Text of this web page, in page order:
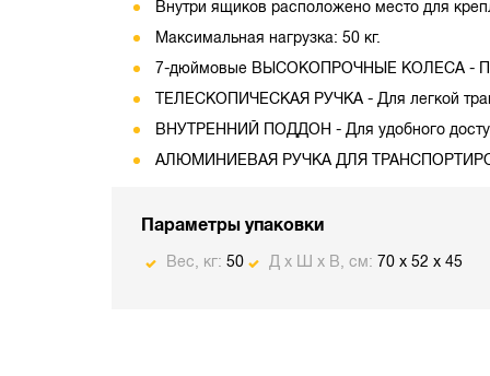
Внутри ящиков расположено место для
Максимальная нагрузка: 50 кг.
7-дюймовые ВЫСОКОПРОЧНЫЕ КОЛЕСА -
ТЕЛЕСКОПИЧЕСКАЯ РУЧКА - Для легкой
ВНУТРЕННИЙ ПОДДОН - Для удобного
АЛЮМИНИЕВАЯ РУЧКА ДЛЯ
Параметры упаковки
Вес, кг: 50 Д х Ш х В, см: 70 x 52 x 45